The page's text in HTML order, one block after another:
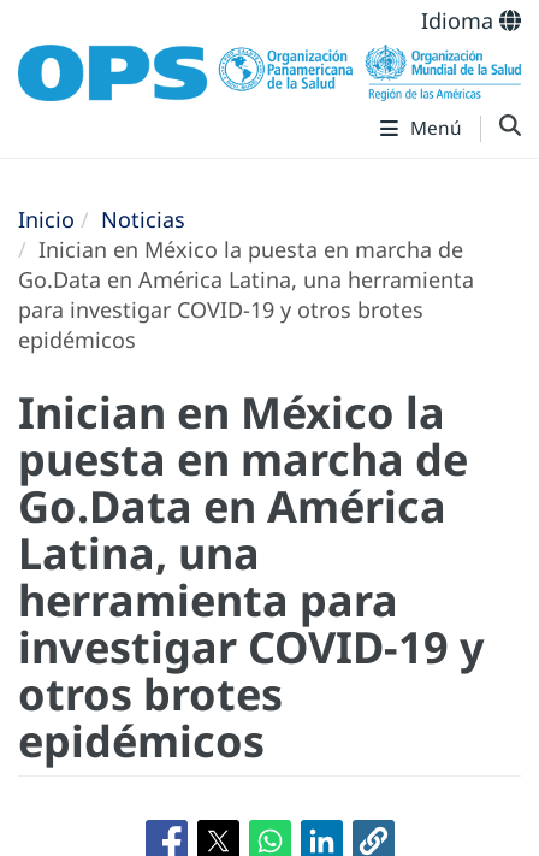
Idioma
Menú
Inicio
Noticias
Inician en México la puesta en marcha de
Go.Data en América Latina, una herramienta
para investigar COVID-19 y otros brotes
epidémicos
Inician en México la
puesta en marcha de
Go.Data en América
Latina, una
herramienta para
investigar COVID-19 y
otros brotes
epidémicos